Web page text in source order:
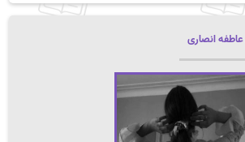
عاطفه انصاری